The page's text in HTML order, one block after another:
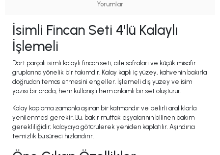
Yorumlar
İsimli Fincan Seti 4'lü Kalaylı
İşlemeli
Dört parçalı isimli kalaylı fincan seti, aile sofraları ve küçük misafir
gruplarına yönelik bir takımdır. Kalay kaplı iç yüzey, kahvenin bakırla
doğrudan temas etmesini engeller. İşlemeli dış yüzey ve isim
yazısı bir arada, hem kullanışlı hem anlamlı bir set oluşturur.
Kalay kaplama zamanla aşınan bir katmandır ve belirli aralıklarla
yenilenmesi gerekir. Bu, bakır mutfak eşyalarının bilinen bakım
gerekliliğidir; kalaycıya götürülerek yeniden kaplatılır. Aşındırıcı
temizlik bu süreci hızlandırır.